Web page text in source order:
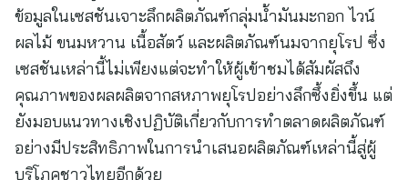
ข้อมูลในเซสชันเจาะลึกผลิตภัณฑ์กลุ่มน้ำมันมะกอก ไวน์
ผลไม้ ขนมหวาน เนื้อสัตว์ และผลิตภัณฑ์นมจากยุโรป ซึ่ง
เซสชันเหล่านี้ไม่เพียงแต่จะทำให้ผู้เข้าชมได้สัมผัสถึง
คุณภาพของผลผลิตจากสหภาพยุโรปอย่างลึกซึ้งยิ่งขึ้น แต่
ยังมอบแนวทางเชิงปฏิบัติเกี่ยวกับการทำตลาดผลิตภัณฑ์
อย่างมีประสิทธิภาพในการนำเสนอผลิตภัณฑ์เหล่านี้สู่ผู้
บริโภคชาวไทยอีกด้วย